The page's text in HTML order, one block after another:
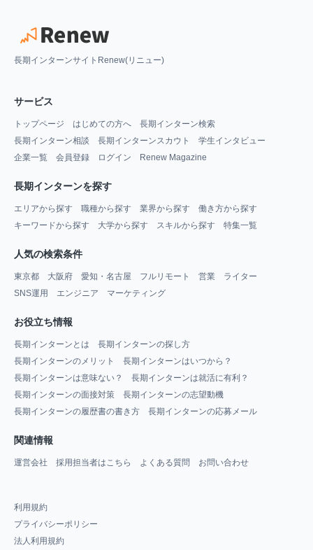
長期インターンサイトRenew(リニュー)
サービス
トップページ はじめての方へ
長期インターン検索
長期インターン相談
長期インターンスカウト
学生インタビュー
企業一覧
会員登録 ログイン Renew Magazine
長期インターンを探す
エリアから探す 職種から探す 業界から探す
働き方から探す
キーワードから探す
大学から探す スキルから探す 特集一覧
人気の検索条件
東京都 大阪府 愛知・名古屋 フルリモート 営業
ライター
SNS運用
エンジニア マーケティング
お役立ち情報
長期インターンとは
長期インターンの探し方
長期インターンのメリット
長期インターンはいつから？
長期インターンは意味ない？
長期インターンは就活に有利？
長期インターンの面接対策
長期インターンの志望動機
長期インターンの履歴書の書き方
長期インターンの応募メール
関連情報
運営会社 採用担当者はこちら よくある質問 お問い合わせ
利用規約
プライバシーポリシー
法人利用規約